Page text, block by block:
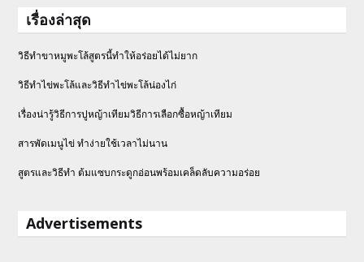
เรื่องล่าสุด
วิธีทำขาหมูพะโล้สูตรนี้ทำให้อร่อยได้ไม่ยาก
วิธีทําไข่พะโล้และวิธีทำไข่พะโล้น่องไก่
เรื่องน่ารู้วิธีการปูหญ้าเทียมวิธีการเลือกซื้อหญ้าเทียม
สารพัดเมนูไข่ ทำง่ายใช้เวลาไม่นาน
สูตรและวิธีทำ ต้มแซบกระดูกอ่อนพร้อมเคล็ดลับความอร่อย
Advertisements